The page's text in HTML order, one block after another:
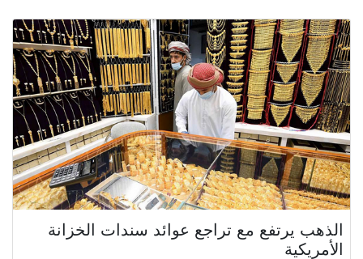
الذهب يرتفع مع تراجع عوائد سندات الخزانة
الأمريكية